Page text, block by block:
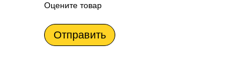
Оцените товар
Отправить